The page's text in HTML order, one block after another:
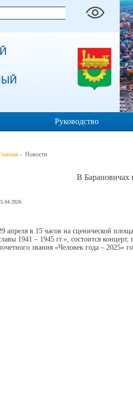
Руководство
- Новости
В Барановичах
апреля в 15 часов на сценической
1941 – 1945 гг.», состоится
звания «Человек года – 2025»